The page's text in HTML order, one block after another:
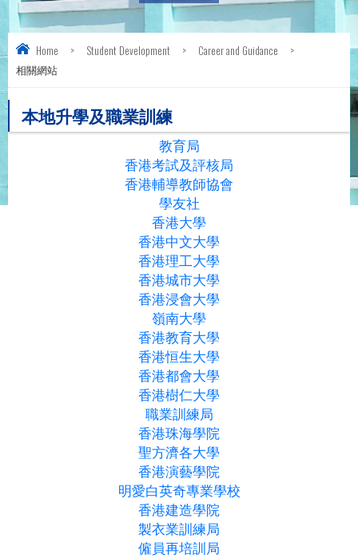
Home > Student Development > Career and Guidance
>
相關網站
本地升學及職業訓練
教育局
香港考試及評核局
香港輔導教師協會
學友社
香港大學
香港中文大學
香港理工大學
香港城市大學
香港浸會大學
嶺南大學
香港教育大學
香港恒生大學
香港都會大學
香港樹仁大學
職業訓練局
香港珠海學院
聖方濟各大學
香港演藝學院
明愛白英奇專業學校
香港建造學院
製衣業訓練局
僱員再培訓局